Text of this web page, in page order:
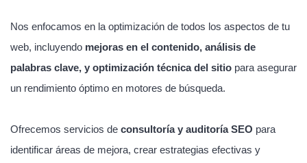
Nos enfocamos en la optimización de todos los aspectos de tu
web, incluyendo mejoras en el contenido, análisis de
palabras clave, y optimización técnica del sitio para asegurar
un rendimiento óptimo en motores de búsqueda.
Ofrecemos servicios de consultoría y auditoría SEO para
identificar áreas de mejora, crear estrategias efectivas y